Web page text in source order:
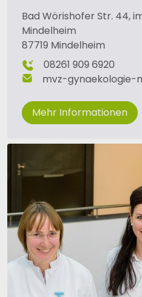
Bad Wörishofer Str. 44,
Mindelheim
87719 Mindelheim
08261 909 6920
mvz-gynaekologie-
Mehr Informationen